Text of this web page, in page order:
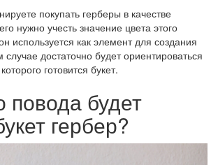
покупать герберы в качестве
нужно учесть значение цвета этого
используется как элемент для создания
случае достаточно будет ориентироваться
готовится букет.
повода будет
гербер?